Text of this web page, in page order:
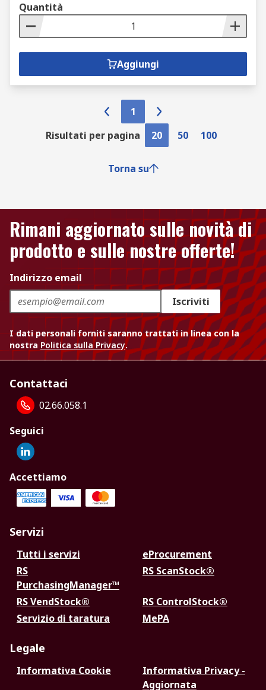
Quantità
Aggiungi
1
Risultati per pagina
20 50 100
Torna su
Rimani aggiornato sulle novità di
prodotto e sulle nostre offerte!
Indirizzo email
Iscriviti
I dati personali forniti saranno trattati in linea con la
nostra Politica sulla Privacy.
Contattaci
02.66.058.1
Seguici
Accettiamo
Servizi
Tutti i servizi
eProcurement
RS
PurchasingManager™
RS ScanStock®
RS VendStock®
RS ControlStock®
Servizio di taratura
MePA
Legale
Informativa Cookie
Informativa Privacy -
Aggiornata